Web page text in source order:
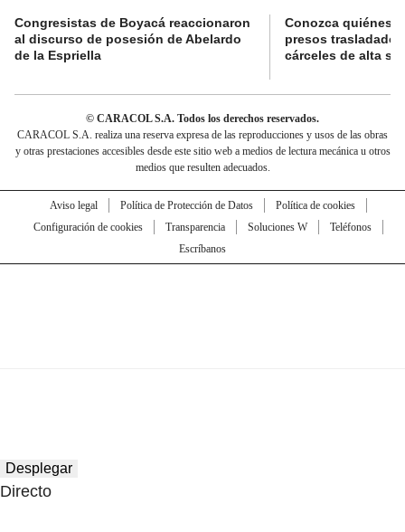
Congresistas de Boyacá reaccionaron
al discurso de posesión de Abelardo
de la Espriella
Conozca quiénes
presos
cárceles de alta
© CARACOL S.A. Todos los derechos reservados.
CARACOL S.A. realiza una reserva expresa de las reproducciones y usos de las obras
y otras prestaciones accesibles desde este sitio web a medios de lectura mecánica u otros
medios que resulten adecuados.
Aviso legal Política de Protección de Datos
Política de cookies
Configuración de cookies
Transparencia Soluciones W
Teléfonos
Escríbanos
Desplegar
Directo